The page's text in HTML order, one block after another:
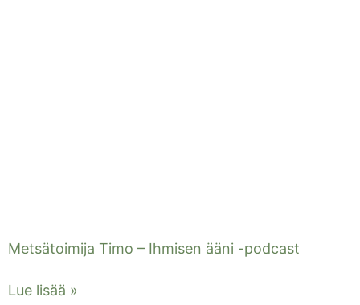
Metsätoimija Timo – Ihmisen ääni -podcast
Lue lisää »